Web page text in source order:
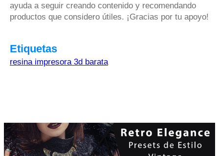
ayuda a seguir creando contenido y recomendando
productos que considero útiles. ¡Gracias por tu apoyo!
Etiquetas
resina impresora 3d barata